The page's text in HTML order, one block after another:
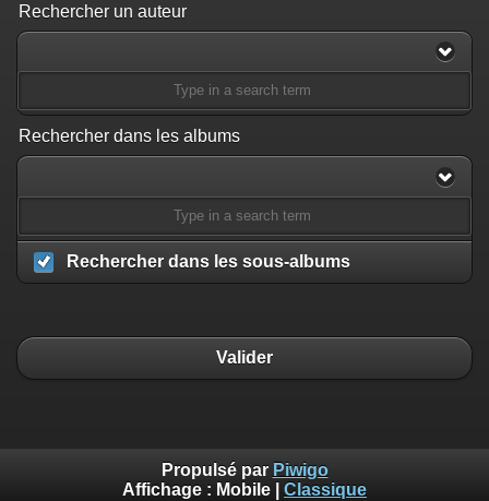
Rechercher un auteur
Rechercher dans les albums
Rechercher dans les sous-albums
Valider
Propulsé par Piwigo
Affichage : Mobile Classique